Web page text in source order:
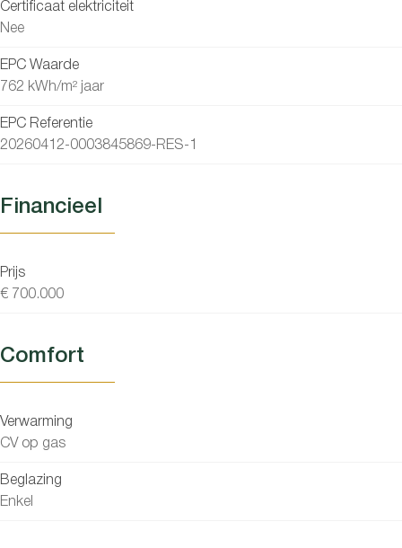
Certificaat elektriciteit
Nee
EPC Waarde
762 kWh/m² jaar
EPC Referentie
20260412-0003845869-RES-1
Financieel
Prijs
€ 700.000
Comfort
Verwarming
CV op gas
Beglazing
Enkel